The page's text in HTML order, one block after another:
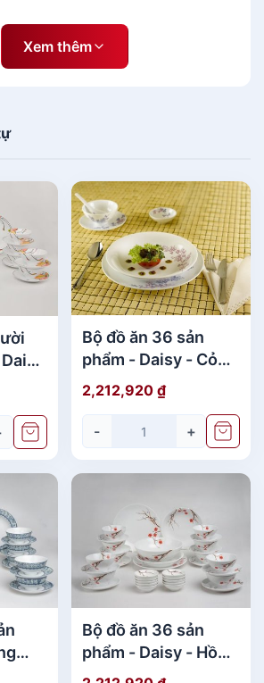
Tô sứ cao 15 cm -
- Jasmine Ly's - Trắng Ngà
sứ minh long sản xuất. Sản
tác dựa trên dây chuyền hiện đại,
tiên tiến nhất hiện nay. Chất
tuyển, đúc kết tinh hoa đất Việt
về độ tinh xảo, độ bền
có họa tiết, hoa văn sang trọng,
tỉ mỉ bởi các nghệ nhân Minh
Mang phong cách hiện đại và
Xem thêm
Bộ đồ ăn 36 sản
phẩm - Daisy - Cỏ
Tím
2,212,920 ₫
- +
Bộ đồ ăn 36 sản
phẩm - Daisy - Hồng
Mai